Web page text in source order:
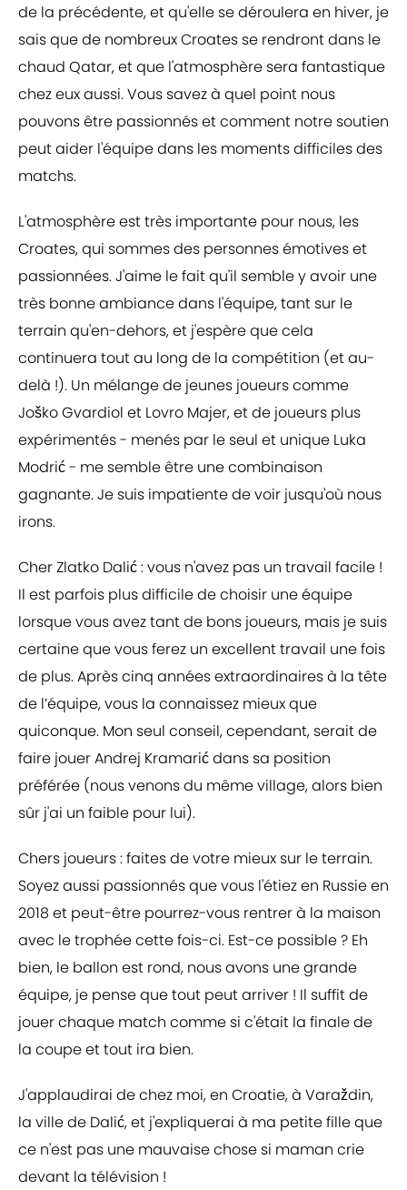
de la précédente, et qu'elle se déroulera en hiver, je
sais que de nombreux Croates se rendront dans le
chaud Qatar, et que l'atmosphère sera fantastique
chez eux aussi. Vous savez à quel point nous
pouvons être passionnés et comment notre soutien
peut aider l'équipe dans les moments difficiles des
matchs.
L'atmosphère est très importante pour nous, les
Croates, qui sommes des personnes émotives et
passionnées. J'aime le fait qu'il semble y avoir une
très bonne ambiance dans l'équipe, tant sur le
terrain qu'en-dehors, et j'espère que cela
continuera tout au long de la compétition (et au-
delà !). Un mélange de jeunes joueurs comme
Joško Gvardiol et Lovro Majer, et de joueurs plus
expérimentés - menés par le seul et unique Luka
Modrić - me semble être une combinaison
gagnante. Je suis impatiente de voir jusqu'où nous
irons.
Cher Zlatko Dalić : vous n'avez pas un travail facile !
Il est parfois plus difficile de choisir une équipe
lorsque vous avez tant de bons joueurs, mais je suis
certaine que vous ferez un excellent travail une fois
de plus. Après cinq années extraordinaires à la tête
de l’équipe, vous la connaissez mieux que
quiconque. Mon seul conseil, cependant, serait de
faire jouer Andrej Kramarić dans sa position
préférée (nous venons du même village, alors bien
sûr j'ai un faible pour lui).
Chers joueurs : faites de votre mieux sur le terrain.
Soyez aussi passionnés que vous l'étiez en Russie en
2018 et peut-être pourrez-vous rentrer à la maison
avec le trophée cette fois-ci. Est-ce possible ? Eh
bien, le ballon est rond, nous avons une grande
équipe, je pense que tout peut arriver ! Il suffit de
jouer chaque match comme si c'était la finale de
la coupe et tout ira bien.
J'applaudirai de chez moi, en Croatie, à Varaždin,
la ville de Dalić, et j'expliquerai à ma petite fille que
ce n'est pas une mauvaise chose si maman crie
devant la télévision !